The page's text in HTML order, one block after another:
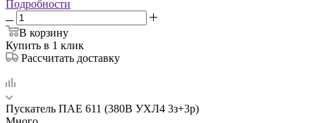
Подробности
В корзину
Купить в 1 клик
Рассчитать доставку
Пускатель ПАЕ 611 (380В УХЛ4 3з+3р)